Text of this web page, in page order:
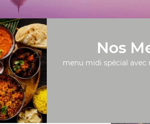
Nos
menu midi spécial avec